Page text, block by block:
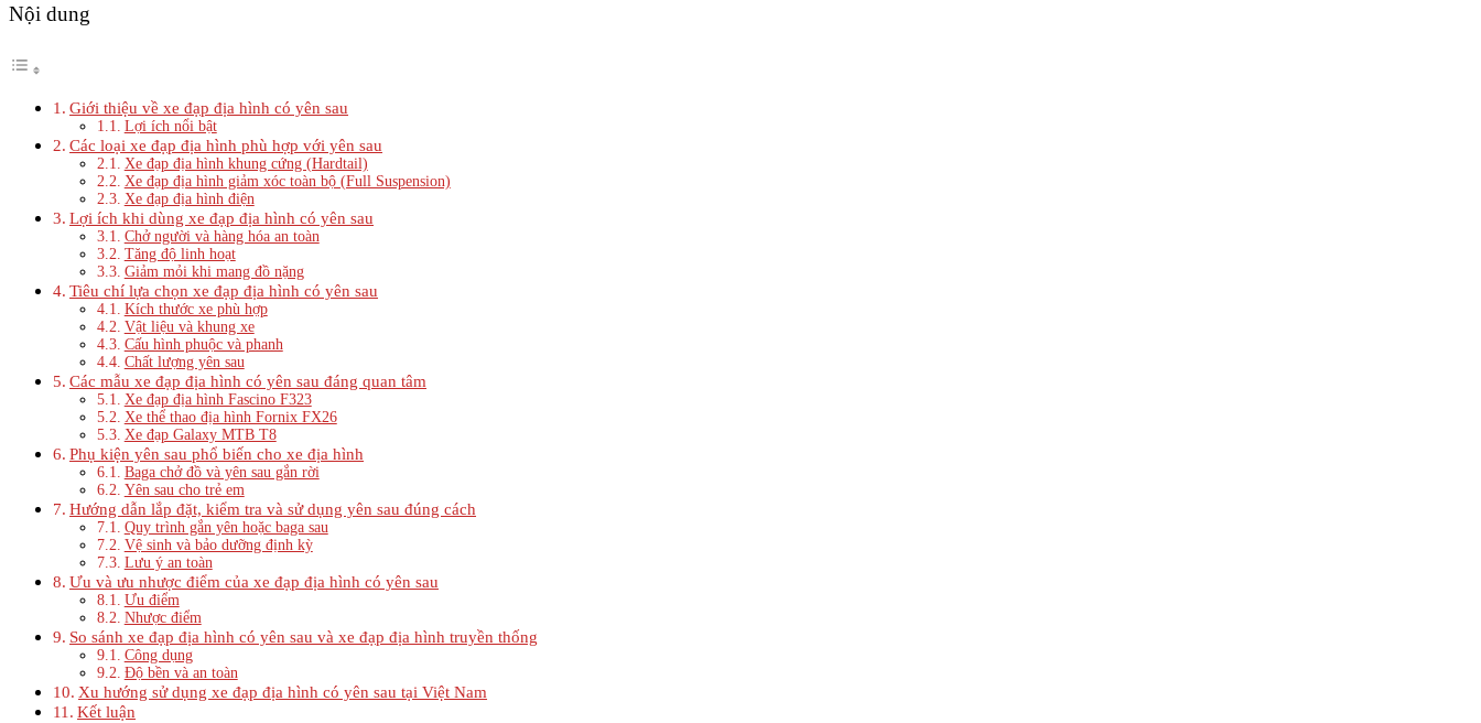
Nội dung
Giới thiệu về xe đạp địa hình có yên sau
Lợi ích nổi bật
Các loại xe đạp địa hình phù hợp với yên sau
Xe đạp địa hình khung cứng (Hardtail)
Xe đạp địa hình giảm xóc toàn bộ (Full Suspension)
Xe đạp địa hình điện
Lợi ích khi dùng xe đạp địa hình có yên sau
Chở người và hàng hóa an toàn
Tăng độ linh hoạt
Giảm mỏi khi mang đồ nặng
Tiêu chí lựa chọn xe đạp địa hình có yên sau
Kích thước xe phù hợp
Vật liệu và khung xe
Cấu hình phuộc và phanh
Chất lượng yên sau
Các mẫu xe đạp địa hình có yên sau đáng quan tâm
Xe đạp địa hình Fascino F323
Xe thể thao địa hình Fornix FX26
Xe đạp Galaxy MTB T8
Phụ kiện yên sau phổ biến cho xe địa hình
Baga chở đồ và yên sau gắn rời
Yên sau cho trẻ em
Hướng dẫn lắp đặt, kiểm tra và sử dụng yên sau đúng cách
Quy trình gắn yên hoặc baga sau
Vệ sinh và bảo dưỡng định kỳ
Lưu ý an toàn
Ưu và ưu nhược điểm của xe đạp địa hình có yên sau
Ưu điểm
Nhược điểm
So sánh xe đạp địa hình có yên sau và xe đạp địa hình truyền thống
Công dụng
Độ bền và an toàn
Xu hướng sử dụng xe đạp địa hình có yên sau tại Việt Nam
Kết luận